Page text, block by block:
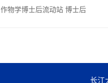
作物学博士后流动站 博士后
长江